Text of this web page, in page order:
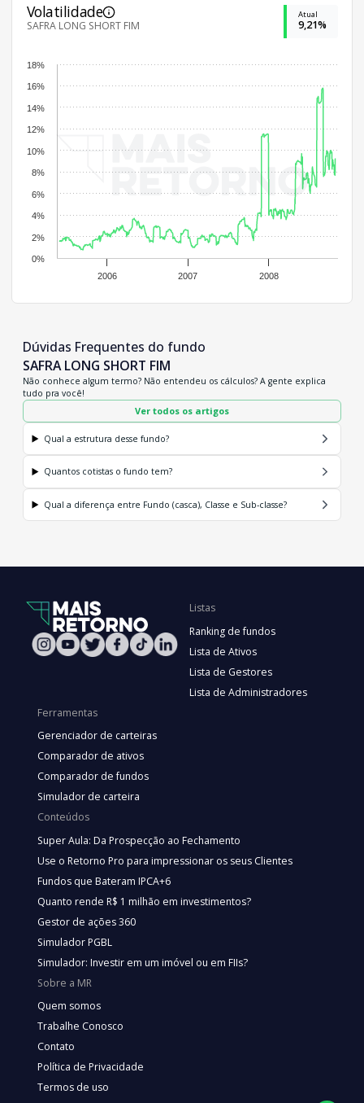
Volatilidade
SAFRA LONG SHORT FIM
Atual
9,21%
2006 2007 2008
0%
2%
4%
6%
8%
10%
12%
14%
16%
18%
Dúvidas Frequentes do fundo
SAFRA LONG SHORT FIM
Não conhece algum termo? Não entendeu os cálculos? A gente explica
tudo pra você!
Ver todos os artigos
Qual a estrutura desse fundo?
Quantos cotistas o fundo tem?
Qual a diferença entre Fundo (casca), Classe e Sub-classe?
Listas
Ranking de fundos
Lista de Ativos
Lista de Gestores
Lista de Administradores
Ferramentas
Gerenciador de carteiras
Comparador de ativos
Comparador de fundos
Simulador de carteira
Conteúdos
Super Aula: Da Prospecção ao Fechamento
Use o Retorno Pro para impressionar os seus Clientes
Fundos que Bateram IPCA+6
Quanto rende R$ 1 milhão em investimentos?
Gestor de ações 360
Simulador PGBL
Simulador: Investir em um imóvel ou em FIIs?
Sobre a MR
Quem somos
Trabalhe Conosco
Contato
Política de Privacidade
Termos de uso